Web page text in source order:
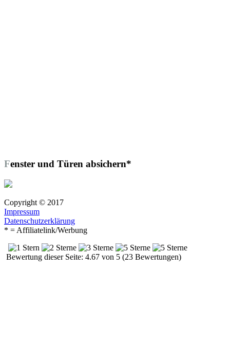
Fenster und Türen absichern*
Copyright © 2017
Impressum
Datenschutzerklärung
* = Affiliatelink/Werbung
Bewertung dieser Seite: 4.67 von 5 (23 Bewertungen)